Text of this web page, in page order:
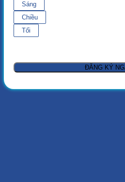
Sáng
Chiều
Tối